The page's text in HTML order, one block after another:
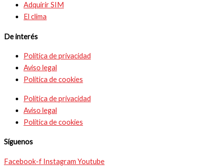
Adquirir SIM
El clima
De interés
Política de privacidad
Aviso legal
Política de cookies
Política de privacidad
Aviso legal
Política de cookies
Síguenos
Facebook-f Instagram Youtube